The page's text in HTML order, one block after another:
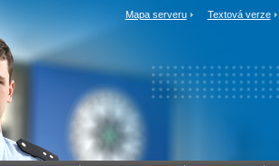
Mapa serveru Textová verze